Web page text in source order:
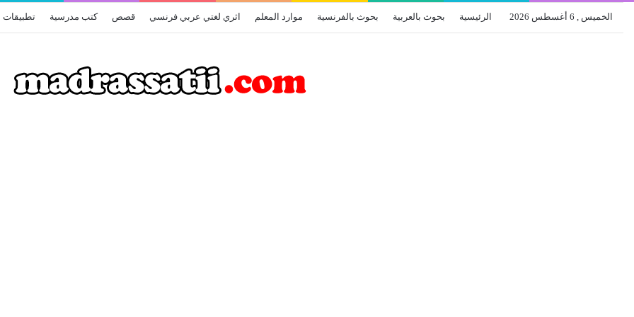
الخميس , 6 أغسطس 2026 الرئيسية بحوث بالعربية بحوث بالفرنسية موارد المعلم اثري لغتي عربي فرنسي قصص كتب مدرسية تطبيقات